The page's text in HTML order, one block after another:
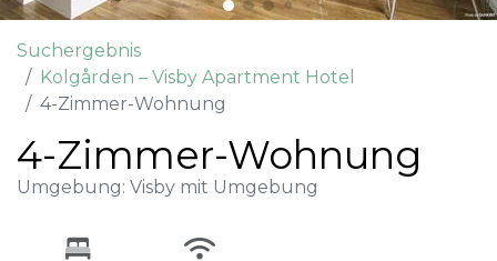
Suchergebnis
Kolgården – Visby Apartment Hotel
4-Zimmer-Wohnung
4-Zimmer-Wohnung
Umgebung: Visby mit Umgebung